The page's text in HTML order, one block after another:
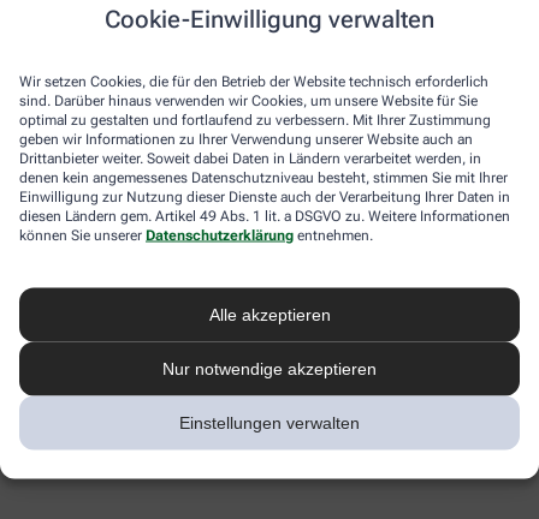
Cookie-Einwilligung verwalten
Wir setzen Cookies, die für den Betrieb der Website technisch erforderlich
sind. Darüber hinaus verwenden wir Cookies, um unsere Website für Sie
optimal zu gestalten und fortlaufend zu verbessern. Mit Ihrer Zustimmung
geben wir Informationen zu Ihrer Verwendung unserer Website auch an
Drittanbieter weiter. Soweit dabei Daten in Ländern verarbeitet werden, in
denen kein angemessenes Datenschutzniveau besteht, stimmen Sie mit Ihrer
Einwilligung zur Nutzung dieser Dienste auch der Verarbeitung Ihrer Daten in
diesen Ländern gem. Artikel 49 Abs. 1 lit. a DSGVO zu. Weitere Informationen
können Sie unserer Datenschutzerklärung entnehmen.
Alle akzeptieren
Nur notwendige akzeptieren
Einstellungen verwalten